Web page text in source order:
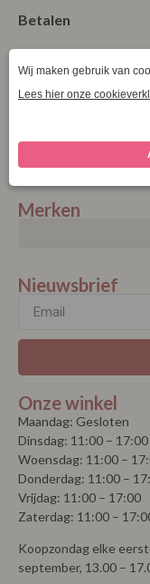
Betalen
Garantie en
Blog
Merken
Nieuwsbrief
Onze winkel
Maandag: Gesloten
Dinsdag: 11:00 – 17:00
Woensdag: 11:00 –
Donderdag: 11:00 –
Vrijdag: 11:00 – 17:00
Zaterdag: 11:00 –
Koopzondag elke
september, 13.00 –